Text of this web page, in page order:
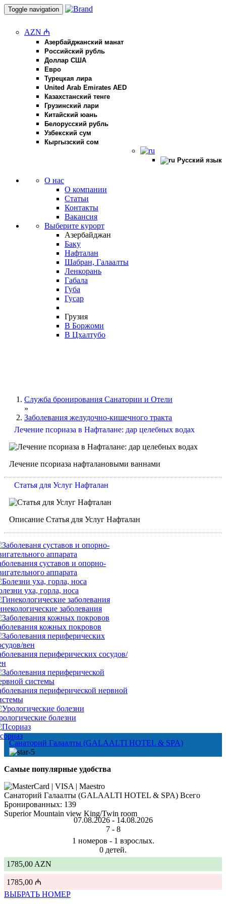
Toggle navigation
AZN ₼
Азербайджанский манат
Российский рубль
Доллар США
Евро
Турецкая лира
United Arab Emirates AED
Казахстанский тенге
Грузинский лари
Китайский юань
Белорусский рубль
Узбекский сум
Кыргызский сом
Русский язык
О нас
О компании
Статьи
Контакты
Вакансия
Выберите курорт
Азербайджан
Баку
Нафталан
Шабран, Галаалты
Ленкорань
Габала
Губа
Гусар
Грузия
В Боржоми
В Цхалтубо
Служба бронирования Санатории и Отели
»
Заболевания желудочно-кишечного тракта
Лечение псориаза в Нафталане: дар целебных водах
Лечение псориаза нафталановыми ваннами
Статья для Услуг Нафталан
Описание Статья для Услуг Нафталан
суставов и опорно-
аппарата
уха, горла, носа
заболевания
кожных покровов
периферических сосудов/
периферической нервной
болезни
Санаторий Галаалты (GALAALTI HOTEL & SPA)
Самые популярные удобства
Санаторий Галаалты (GALAALTI HOTEL & SPA) Всего
Бронированных: 139
Superior Mountain view King/Twin room
07.08.2026 - 14.08.2026
7 - 8
1 номеров - 1 взрослых.
0 детей.
1785,00 AZN
1785,00 ₼
ВЫБРАТЬ НОМЕР